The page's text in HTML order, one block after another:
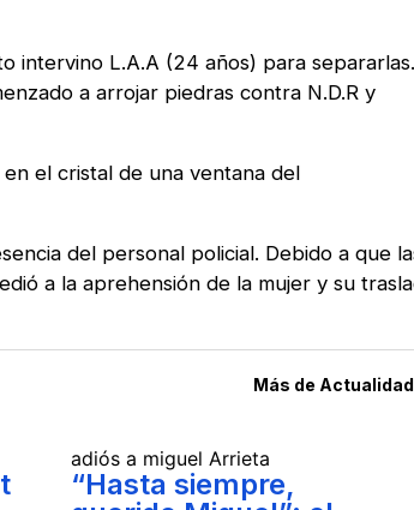
intervino L.A.A (24 años) para separarlas.
a arrojar piedras contra N.D.R y
el cristal de una ventana del
del personal policial. Debido a que
a la aprehensión de la mujer y su
Más de Actualidad
adiós a miguel Arrieta
“Hasta siempre,